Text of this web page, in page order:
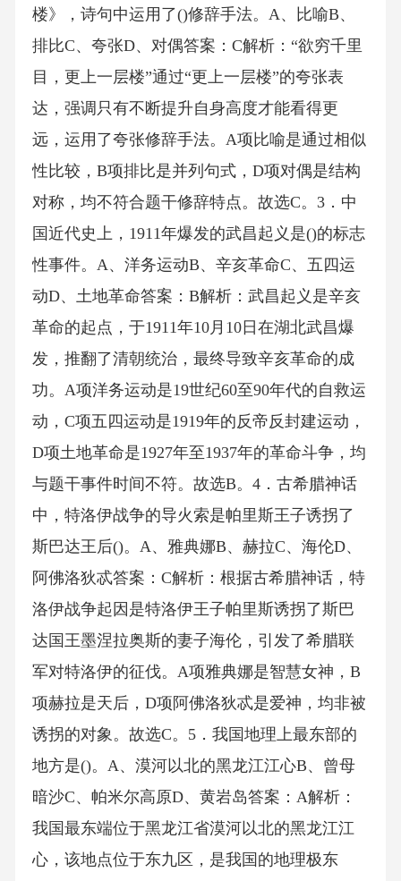
楼》，诗句中运用了()修辞手法。A、比喻B、
排比C、夸张D、对偶答案：C解析：“欲穷千里
目，更上一层楼”通过“更上一层楼”的夸张表
达，强调只有不断提升自身高度才能看得更
远，运用了夸张修辞手法。A项比喻是通过相似
性比较，B项排比是并列句式，D项对偶是结构
对称，均不符合题干修辞特点。故选C。3．中
国近代史上，1911年爆发的武昌起义是()的标志
性事件。A、洋务运动B、辛亥革命C、五四运
动D、土地革命答案：B解析：武昌起义是辛亥
革命的起点，于1911年10月10日在湖北武昌爆
发，推翻了清朝统治，最终导致辛亥革命的成
功。A项洋务运动是19世纪60至90年代的自救运
动，C项五四运动是1919年的反帝反封建运动，
D项土地革命是1927年至1937年的革命斗争，均
与题干事件时间不符。故选B。4．古希腊神话
中，特洛伊战争的导火索是帕里斯王子诱拐了
斯巴达王后()。A、雅典娜B、赫拉C、海伦D、
阿佛洛狄忒答案：C解析：根据古希腊神话，特
洛伊战争起因是特洛伊王子帕里斯诱拐了斯巴
达国王墨涅拉奥斯的妻子海伦，引发了希腊联
军对特洛伊的征伐。A项雅典娜是智慧女神，B
项赫拉是天后，D项阿佛洛狄忒是爱神，均非被
诱拐的对象。故选C。5．我国地理上最东部的
地方是()。A、漠河以北的黑龙江江心B、曾母
暗沙C、帕米尔高原D、黄岩岛答案：A解析：
我国最东端位于黑龙江省漠河以北的黑龙江江
心，该地点位于东九区，是我国的地理极东